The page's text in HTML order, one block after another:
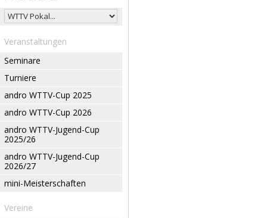
Veranstaltungen
Seminare
Turniere
andro WTTV-Cup 2025
andro WTTV-Cup 2026
andro WTTV-Jugend-Cup
2025/26
andro WTTV-Jugend-Cup
2026/27
mini-Meisterschaften
Vereine